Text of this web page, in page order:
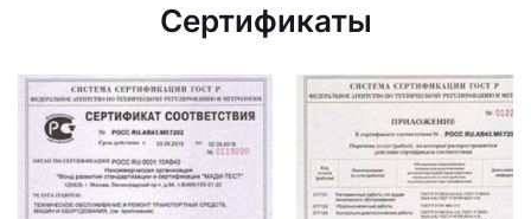
Сертификаты